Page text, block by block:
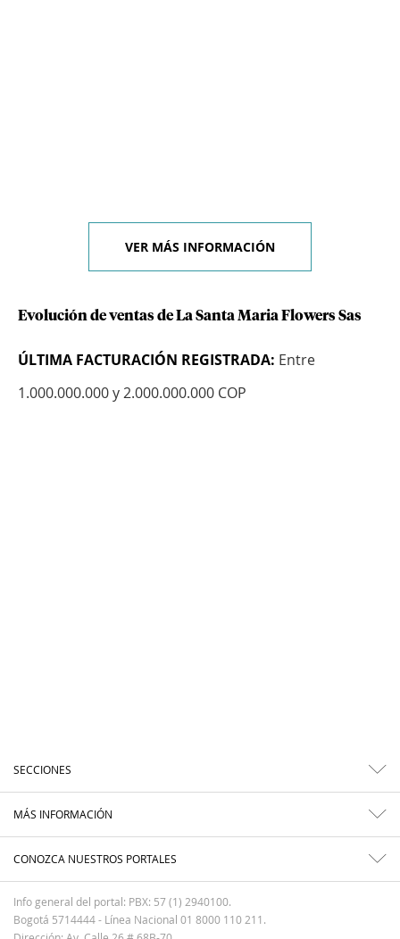
VER MÁS INFORMACIÓN
Evolución de ventas de La Santa Maria Flowers Sas
ÚLTIMA FACTURACIÓN REGISTRADA: Entre
1.000.000.000 y 2.000.000.000 COP
SECCIONES
MÁS INFORMACIÓN
CONOZCA NUESTROS PORTALES
Info general del portal: PBX: 57 (1) 2940100.
Bogotá 5714444 - Línea Nacional 01 8000 110 211.